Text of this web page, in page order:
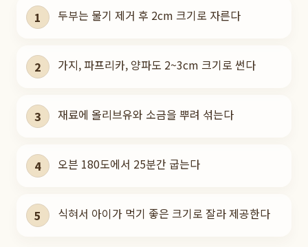
1 두부는 물기 제거 후 2cm 크기로 자른다
2 가지, 파프리카, 양파도 2~3cm 크기로 썬다
3 재료에 올리브유와 소금을 뿌려 섞는다
4 오븐 180도에서 25분간 굽는다
5 식혀서 아이가 먹기 좋은 크기로 잘라 제공한다